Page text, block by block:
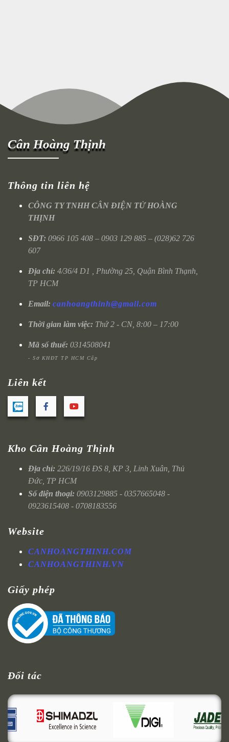
Cân Hoàng Thịnh
Thông tin liên hệ
CÔNG TY TNHH CÂN ĐIỆN TỬ HOÀNG
THỊNH
SĐT: 0966 105 408 – 0903 129 885 – (028)62 726
607
Địa chỉ: 4/36/4 D1 , Phường 25, Quận Bình Thạnh,
TP HCM
Email: canhoangthinh@gmail.com
Thời gian làm việc: Thứ 2 - CN, 8:00 – 17:00
Mã số thuế: 0314508041
- Sở KHĐT TP HCM Cấp
Liên kết
Kho Cân Hoàng Thịnh
Địa chỉ: 226/19/16 ĐS 8, KP 3, Linh Xuân, Thủ
Đức, TP HCM
Số điện thoại: 0903129885 - 0357665048 -
0923615408 - 0708183556
Website
CANHOANGTHINH.COM
CANHOANGTHINH.VN
Giấy phép
Đối tác